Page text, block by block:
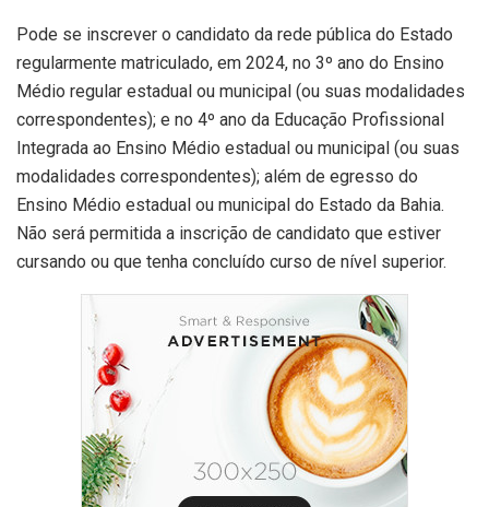
Pode se inscrever o candidato da rede pública do Estado
regularmente matriculado, em 2024, no 3º ano do Ensino
Médio regular estadual ou municipal (ou suas modalidades
correspondentes); e no 4º ano da Educação Profissional
Integrada ao Ensino Médio estadual ou municipal (ou suas
modalidades correspondentes); além de egresso do
Ensino Médio estadual ou municipal do Estado da Bahia.
Não será permitida a inscrição de candidato que estiver
cursando ou que tenha concluído curso de nível superior.